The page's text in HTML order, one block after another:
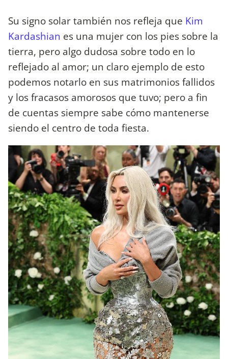
Su signo solar también nos refleja que Kim
Kardashian es una mujer con los pies sobre la
tierra, pero algo dudosa sobre todo en lo
reflejado al amor; un claro ejemplo de esto
podemos notarlo en sus matrimonios fallidos
y los fracasos amorosos que tuvo; pero a fin
de cuentas siempre sabe cómo mantenerse
siendo el centro de toda fiesta.